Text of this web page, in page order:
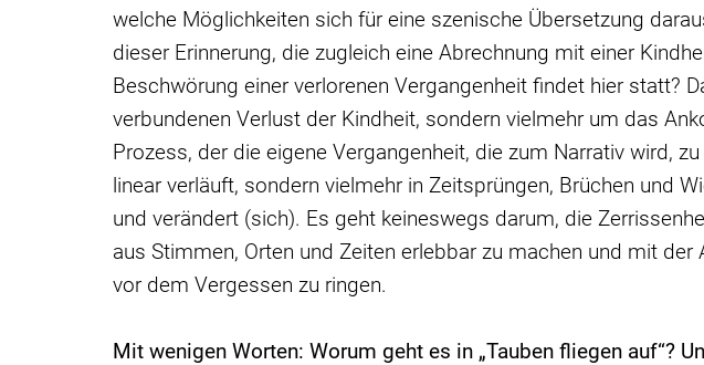
welche Möglichkeiten sich für eine szenische Übersetzung
dieser Erinnerung, die zugleich eine Abrechnung mit einer
Beschwörung einer verlorenen Vergangenheit findet hier statt?
verbundenen Verlust der Kindheit, sondern vielmehr um das
Prozess, der die eigene Vergangenheit, die zum Narrativ wird,
linear verläuft, sondern vielmehr in Zeitsprüngen, Brüchen und
und verändert (sich). Es geht keineswegs darum, die
aus Stimmen, Orten und Zeiten erlebbar zu machen und mit der
vor dem Vergessen zu ringen.
Mit wenigen Worten: Worum geht es in „Tauben fliegen auf“?